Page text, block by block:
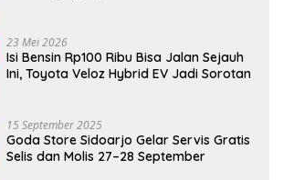
23 Mei 2026
Isi Bensin Rp100 Ribu Bisa Jalan Sejauh
Ini, Toyota Veloz Hybrid EV Jadi Sorotan
15 September 2025
Goda Store Sidoarjo Gelar Servis Gratis
Selis dan Molis 27–28 September